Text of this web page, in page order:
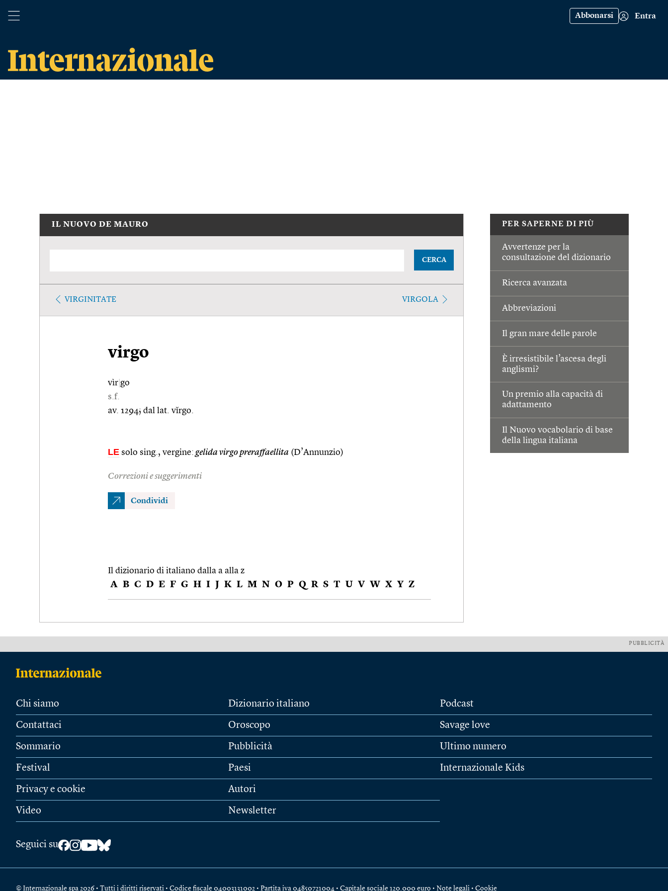
Abbonarsi Entra
PER SAPERNE DI PIÙ
Avvertenze per la
consultazione del dizionario
Ricerca avanzata
Abbreviazioni
Il gran mare delle parole
È irresistibile l’ascesa degli
anglismi?
Un premio alla capacità di
adattamento
Il Nuovo vocabolario di base
della lingua italiana
IL NUOVO DE MAURO
CERCA
VIRGINITATE VIRGOLA
virgo
vìr go
s.f.
av. 1294; dal lat. vĭrgo.
LE solo sing., vergine: gelida virgo preraffaellita (D’Annunzio)
Correzioni e suggerimenti
Condividi
Il dizionario di italiano dalla a alla z
A B C D E F G H I J K L M N O P Q R S T U V W X Y Z
PUBBLICITÀ
Chi siamo
Contattaci
Sommario
Festival
Privacy e cookie
Video
Dizionario italiano
Oroscopo
Pubblicità
Paesi
Autori
Newsletter
Podcast
Savage love
Ultimo numero
Internazionale Kids
Seguici su
© Internazionale spa 2026 • Tutti i diritti riservati • Codice fiscale 04003131002 • Partita iva 04850721004 • Capitale sociale 120.000 euro • Note legali • Cookie